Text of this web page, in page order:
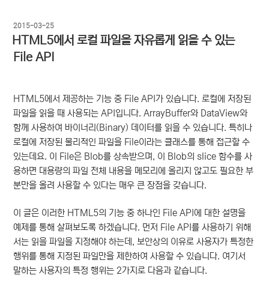
작
성
일
자
2015-03-25
HTML5에서 로컬 파일을 자유롭게 읽을 수 있는
File API
HTML5에서 제공하는 기능 중 File API가 있습니다. 로컬에 저장된
파일을 읽을 때 사용되는 API입니다. ArrayBuffer와 DataView와
함께 사용하여 바이너리(Binary) 데이터를 읽을 수 있습니다. 특히나
로컬에 저장된 물리적인 파일을 File이라는 클래스를 통해 접근할 수
있는데요. 이 File은 Blob를 상속받으며, 이 Blob의 slice 함수를 사
용하면 대용량의 파일 전체 내용을 메모리에 올리지 않고도 필요한 부
분만을 올려 사용할 수 있다는 매우 큰 장점을 갖습니다.
이 글은 이러한 HTML5의 기능 중 하나인 File API에 대한 설명을
예제를 통해 살펴보도록 하겠습니다. 먼저 File API를 사용하기 위해
서는 읽을 파일을 지정해야 하는데, 보안상의 이유로 사용자가 특정한
행위를 통해 지정된 파일만을 제한하여 사용할 수 있습니다. 여기서
말하는 사용자의 특정 행위는 2가지로 다음과 같습니다.